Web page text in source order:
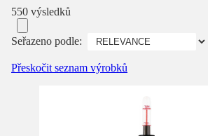
550 výsledků
Seřazeno podle:
Přeskočit seznam výrobků